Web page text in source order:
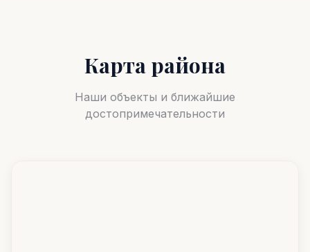
Карта района
Наши объекты и ближайшие
достопримечательности